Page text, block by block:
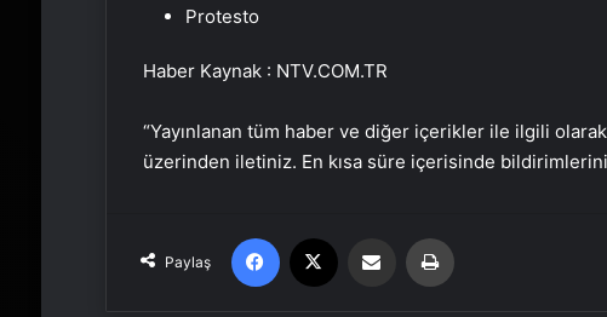
Protesto
Haber Kaynak : NTV.COM.TR
“Yayınlanan tüm haber ve diğer içerikler ile ilgili
üzerinden iletiniz. En kısa süre içerisinde
Paylaş
Facebook Email'den paylaş